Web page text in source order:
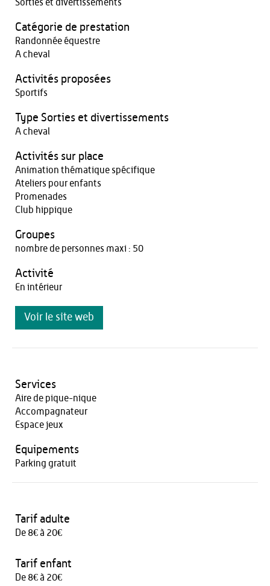
Sorties et divertissements
Catégorie de prestation
Randonnée équestre
A cheval
Activités proposées
Sportifs
Type Sorties et divertissements
A cheval
Activités sur place
Animation thématique spécifique
Ateliers pour enfants
Promenades
Club hippique
Groupes
nombre de personnes maxi : 50
Activité
En intérieur
Voir le site web
Services
Aire de pique-nique
Accompagnateur
Espace jeux
Equipements
Parking gratuit
Tarif adulte
De 8€ à 20€
Tarif enfant
De 8€ à 20€